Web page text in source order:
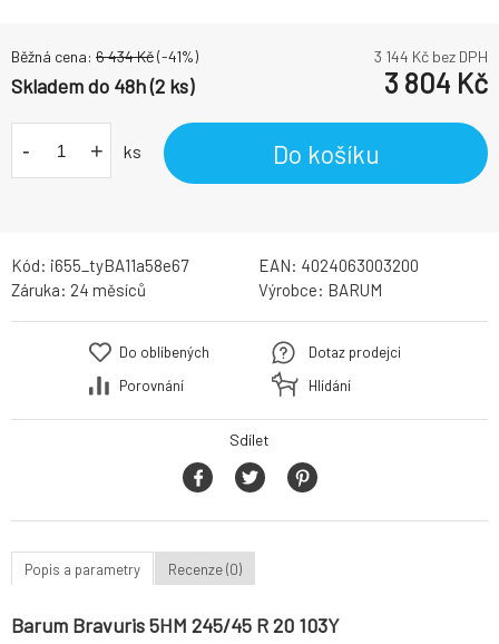
Běžná cena: 6 434Kč(-41%) 3 144 Kč bez DPH
Skladem do 48h (2 ks) 3 804 Kč
- + ks Do košíku
Kód: i655_tyBA11a58e67 EAN: 4024063003200
Záruka: 24 měsíců Výrobce: BARUM
Do oblíbených
Porovnání
Dotaz prodejci
Hlídání
Sdílet
Popis a parametry Recenze (0)
Barum Bravuris 5HM 245/45 R 20 103Y